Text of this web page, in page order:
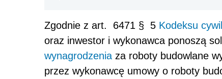
Zgodnie z art. 6471 § 5 Kodeksu
oraz inwestor i wykonawca ponoszą
wynagrodzenia za roboty budowlane
przez wykonawcę umowy o roboty